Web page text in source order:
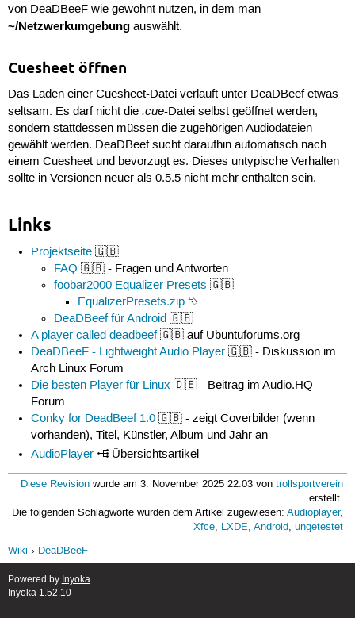
von DeaDBeeF wie gewohnt nutzen, in dem man
~/Netzwerkumgebungauswählt.
Cuesheet öffnen
Das Laden einer Cuesheet-Datei verläuft unter DeaDBeef etwas
seltsam: Es darf nicht die .cue-Datei selbst geöffnet werden,
sondern stattdessen müssen die zugehörigen Audiodateien
gewählt werden. DeaDBeef sucht daraufhin automatisch nach
einem Cuesheet und bevorzugt es. Dieses untypische Verhalten
sollte in Versionen neuer als 0.5.5 nicht mehr enthalten sein.
Links
Projektseite 🇬🇧
FAQ 🇬🇧 - Fragen und Antworten
foobar2000 Equalizer Presets 🇬🇧
EqualizerPresets.zip⮷
DeaDBeef für Android 🇬🇧
A player called deadbeef🇬🇧 auf Ubuntuforums.org
DeaDBeeF - Lightweight Audio Player 🇬🇧 - Diskussion im
Arch Linux Forum
Die besten Player für Linux 🇩🇪 - Beitrag im Audio.HQ
Forum
Conky for DeadBeef 1.0 🇬🇧 - zeigt Coverbilder (wenn
vorhanden), Titel, Künstler, Album und Jahr an
AudioPlayer
Übersichtsartikel
Diese Revision wurde am 3. November 2025 22:03 vontrollsportverein
erstellt.
Die folgenden Schlagworte wurden dem Artikel zugewiesen:Audioplayer,
Xfce, LXDE,Android,ungetestet
Wiki
DeaDBeeF
Powered by Inyoka
Inyoka 1.52.10